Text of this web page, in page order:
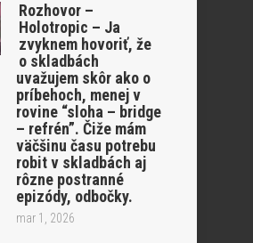
Rozhovor –
Holotropic – Ja
zvyknem hovoriť, že
o skladbách
uvažujem skôr ako o
príbehoch, menej v
rovine “sloha – bridge
– refrén”. Čiže mám
väčšinu času potrebu
robit v skladbách aj
rôzne postranné
epizódy, odbočky.
mar 1, 2026